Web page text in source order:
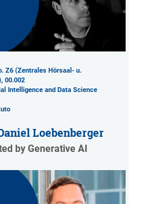
Z6 (Zentrales Hörsaal- u.
, 00.002
Intelligence and Data Science
Loebenberger
by Generative AI